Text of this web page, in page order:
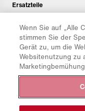
Ersatzteile
CO₂-Rechner
TCO-Rechner
Händler & Standorte
Produktgruppenübersicht
CollabHub Login
Wenn Sie auf „Alle
stimmen Sie der
Gerät zu, um die
Websitenutzung zu